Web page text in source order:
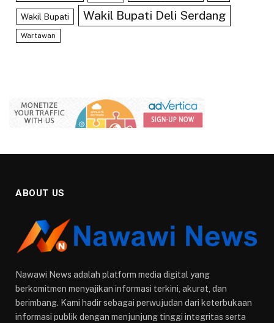
Wakil Bupati Wakil Bupati Deli Serdang
Wartawan
ABOUT US
Nawawi News adalah platform media digital yang
berkomitmen menyajikan informasi terkini, akurat, dan
berimbang. Kami hadir sebagai perwujudan dari keterbukaan
informasi publik dengan menjunjung tinggi integritas serta